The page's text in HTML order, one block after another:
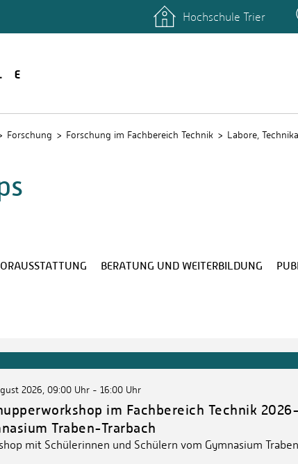
Hochschule Trier
Forschung Forschung im Fachbereich Technik Labore,
BERATUNG UND WEITERBILDUNG
2026, 09:00 Uhr - 16:00 Uhr
im Fachbereich Technik
Traben-Trarbach
mit Schülerinnen und Schülern vom Gymnasium